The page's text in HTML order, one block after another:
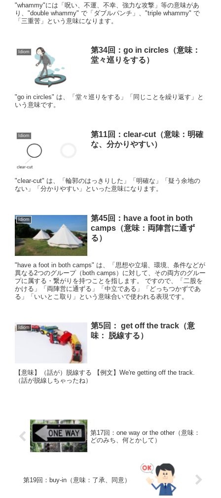
"whammy"には「呪い、不運、不幸、強力な攻撃」等の意味があ
り、"double whammy" で「ダブルパンチ」、"triple whammy" で
「三重苦」という意味になります。
Idiom
第34回：go in circles（意味：
堂々巡りをする）
"go in circles" は、「堂々巡りをする」「同じことを繰り返す」と
いう意味です。
Idiom
第11回：clear-cut（意味：明確
な、分かりやすい）
"clear-cut" は、「輪郭のはっきりした」「明確な」「疑う余地の
ない」「分かりやすい」といった意味になります。
Idiom
第45回：have a foot in both
camps（意味：両陣営に通ず
る）
"have a foot in both camps" は、「思想や立場、環境、条件などが
異なる2つのグループ（both camps）に対して、その両方のグルー
プに属する・繋がりを持つことを指します。 ですので、「二股を
かける」「両陣営に通ずる」「中立である」「どっちつかずであ
る」「いいとこ取り」という意味合いで使われる表現です。
Idiom
第5回： get off the track（意
味： 脱線する）
【意味】（話が）脱線する 【例文】We're getting off the track.
（話が脱線しちゃったね）
第17回：one way or the other（意味：
どのみち、何とかして）
第19回：buy-in（意味：了承、同意）